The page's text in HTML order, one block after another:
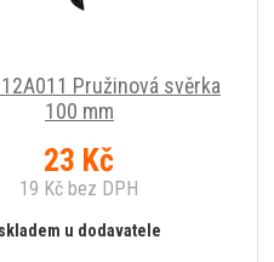
12A011 Pružinová svěrka
100 mm
23 Kč
19 Kč bez DPH
skladem u dodavatele